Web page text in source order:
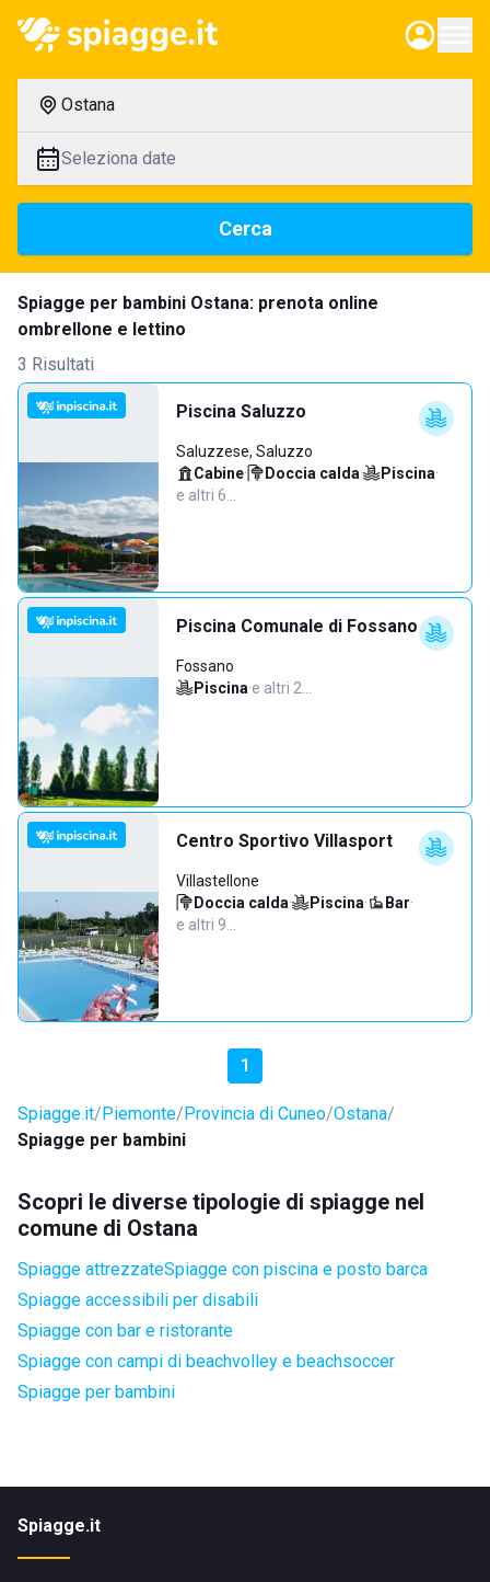
Ostana
Seleziona date
Cerca
Spiagge per bambini Ostana: prenota online
ombrellone e lettino
3 Risultati
Piscina Saluzzo
Saluzzese, Saluzzo
Cabine· Doccia calda· Piscina·
e altri 6…
Piscina Comunale di Fossano
Fossano
Piscina·e altri 2…
Centro Sportivo Villasport
Villastellone
Doccia calda· Piscina· Bar·
e altri 9…
1
Spiagge.it Piemonte Provincia di Cuneo Ostana
Spiagge per bambini
Scopri le diverse tipologie di spiagge nel
comune di Ostana
Spiagge attrezzateSpiagge con piscina e posto barca
Spiagge accessibili per disabili
Spiagge con bar e ristorante
Spiagge con campi di beachvolley e beachsoccer
Spiagge per bambini
Spiagge.it